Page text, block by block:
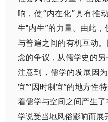
响，使“内在化”具有推
生“内生”的力量。由此
与普遍之间的有机互动
念的争议，从儒学史的
注意到，儒学的发展因
宜”“因时制宜”的地方性
着儒学与空间之间产生
学说受当地风俗影响而展